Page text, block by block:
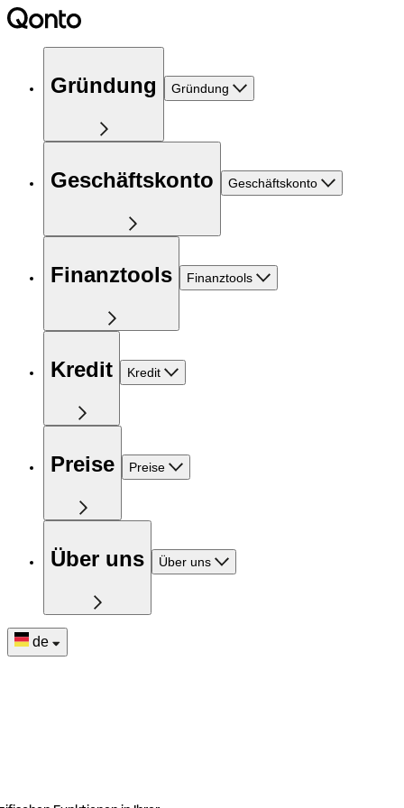
Gründung Gründung
Geschäftskonto Geschäftskonto
Finanztools Finanztools
Kredit Kredit
Preise Preise
Über uns Über uns
de